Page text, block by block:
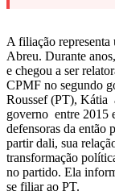
A filiação representa
Abreu. Durante
e chegou a ser
CPMF no segundo
Roussef (PT), Kátia
governo entre 2015
defensoras da então
partir dali, sua
transformação
no partido. Ela
se filiar ao PT.